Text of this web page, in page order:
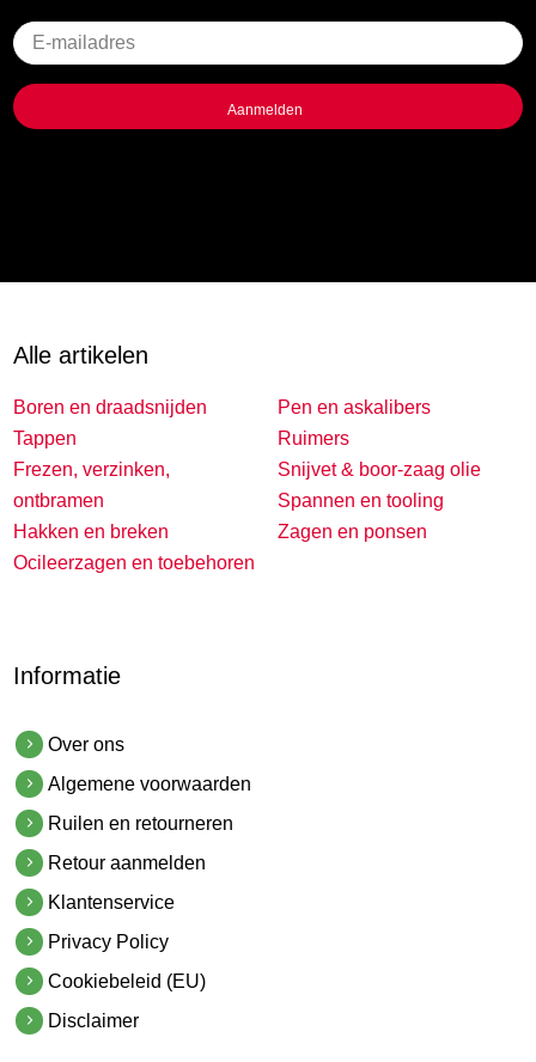
Geen
titel
Alle artikelen
Boren en draadsnijden
Tappen
Frezen, verzinken,
ontbramen
Hakken en breken
Ocileerzagen en toebehoren
Pen en askalibers
Ruimers
Snijvet & boor-zaag olie
Spannen en tooling
Zagen en ponsen
Informatie
Over ons
Algemene voorwaarden
Ruilen en retourneren
Retour aanmelden
Klantenservice
Privacy Policy
Cookiebeleid (EU)
Disclaimer